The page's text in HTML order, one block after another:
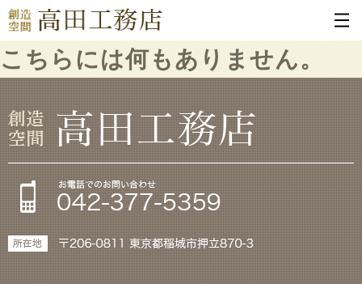
こちらには何もありません。